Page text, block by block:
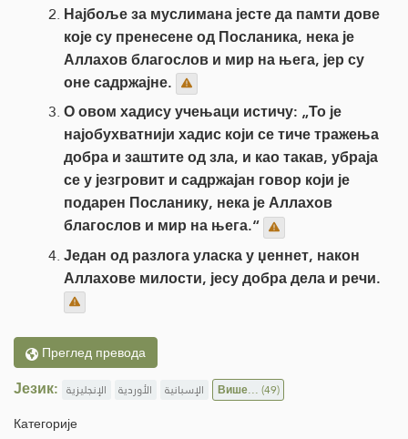
Најбоље за муслимана јесте да памти дове
које су пренесене од Посланика, нека је
Аллахов благослов и мир на њега, јер су
оне садржајне.
О овом хадису учењаци истичу: „То је
најобухватнији хадис који се тиче тражења
добра и заштите од зла, и као такав, убраја
се у језгровит и садржајан говор који је
подарен Посланику, нека је Аллахов
благослов и мир на њега.“
Један од разлога уласка у џеннет, након
Аллахове милости, јесу добра дела и речи.
Преглед превода
Језик: الإنجليزية الأوردية الإسبانية Више...(49)
Категорије